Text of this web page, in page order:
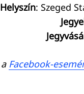
Helyszín: Szeged
Facebook-